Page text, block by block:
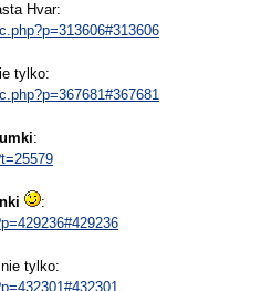
Hvar:
tylko:
:
:
tylko: